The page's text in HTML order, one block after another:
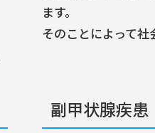
ます。
そのことによって社
副甲状腺疾患